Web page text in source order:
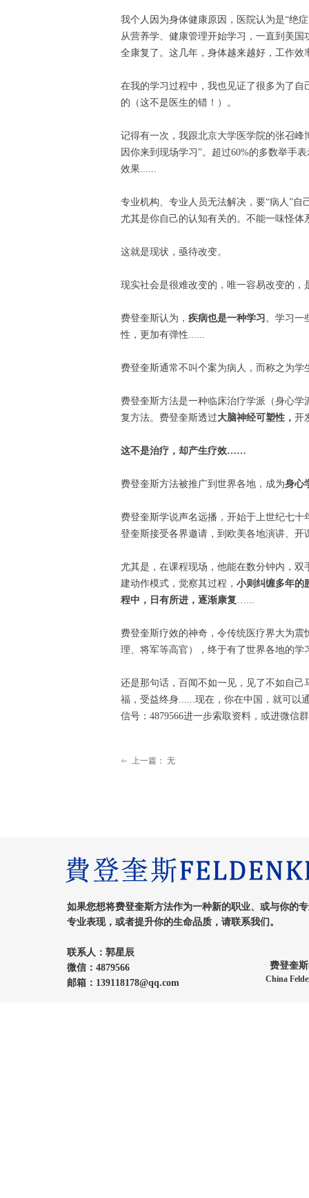
我个人因为身体健康原因，医院认为是“绝
从营养学、健康管理开始学习，一直到美
全康复了。这几年，身体越来越好，工作
在我的学习过程中，我也见证了很多为了
的（这不是医生的错！）。
记得有一次，我跟北京大学医学院的张召
因你来到现场学习”。超过60%的多数举手
效果......
专业机构、专业人员无法解决，要“病人”
尤其是你自己的认知有关的。不能一味怪
这就是现状，亟待改变。
现实社会是很难改变的，唯一容易改变的，
费登奎斯认为， 疾病也是一种学习 。学习一
性，更加有弹性......
费登奎斯通常不叫个案为病人，而称之为学
费登奎斯方法是一种临床治疗学派（身心
复方法。费登奎斯透过大脑神经可塑性， 开
这不是治疗，却产生疗效……
费登奎斯方法被推广到世界各地，成为身心
费登奎斯学说声名远播，开始于上世纪七
登奎斯接受各界邀请，到欧美各地演讲、开
尤其是，在课程现场，他能在数分钟内，
建动作模式，觉察其过程， 小则纠缠多年的
程中，日有所进，逐渐康复…...
费登奎斯疗效的神奇，令传统医疗界大为
理、将军等高官），终于有了世界各地的
还是那句话，百闻不如一见，见了不如自
福，受益终身......现在，你在中国，就可以
信号：4879566进一步索取资料，或进微信
ꂃ 上一篇： 无
如果您想将费登奎斯方法作为一种新的职业、或与你的
专业表现，或者提升你的生命品质，请联系我们。
联系人：郭星辰
微信：4879566
邮箱：139118178@qq.com
费登奎
China